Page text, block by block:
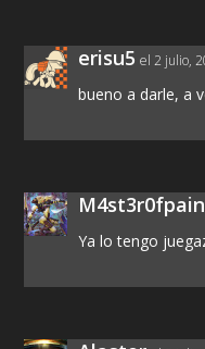
erisu5 el 2 julio,
bueno a darle, a
M4st3r0fpain
Ya lo tengo